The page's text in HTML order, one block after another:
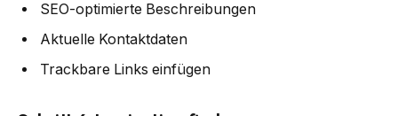
SEO-optimierte Beschreibungen
Aktuelle Kontaktdaten
Trackbare Links einfügen